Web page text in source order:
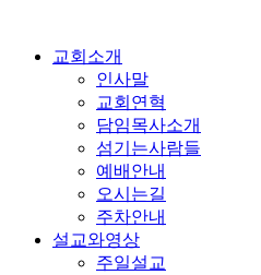
교회소개
인사말
교회연혁
담임목사소개
섬기는사람들
예배안내
오시는길
주차안내
설교와영상
주일설교